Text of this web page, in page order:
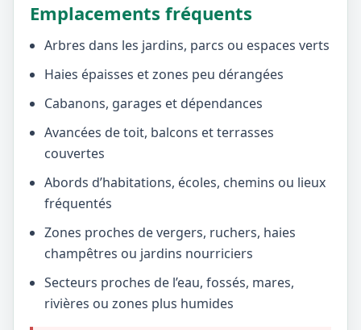
Emplacements fréquents
Arbres dans les jardins, parcs ou espaces verts
Haies épaisses et zones peu dérangées
Cabanons, garages et dépendances
Avancées de toit, balcons et terrasses
couvertes
Abords d’habitations, écoles, chemins ou lieux
fréquentés
Zones proches de vergers, ruchers, haies
champêtres ou jardins nourriciers
Secteurs proches de l’eau, fossés, mares,
rivières ou zones plus humides